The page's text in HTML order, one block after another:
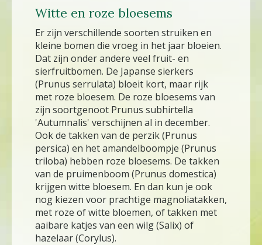
Witte en roze bloesems
Er zijn verschillende soorten struiken en
kleine bomen die vroeg in het jaar bloeien.
Dat zijn onder andere veel fruit- en
sierfruitbomen. De Japanse sierkers
(Prunus serrulata) bloeit kort, maar rijk
met roze bloesem. De roze bloesems van
zijn soortgenoot Prunus subhirtella
'Autumnalis' verschijnen al in december.
Ook de takken van de perzik (Prunus
persica) en het amandelboompje (Prunus
triloba) hebben roze bloesems. De takken
van de pruimenboom (Prunus domestica)
krijgen witte bloesem. En dan kun je ook
nog kiezen voor prachtige magnoliatakken,
met roze of witte bloemen, of takken met
aaibare katjes van een wilg (Salix) of
hazelaar (Corylus).